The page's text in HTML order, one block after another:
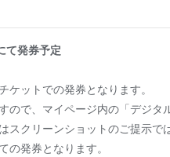
て発券予定
ットでの発券となります。
で、マイページ内の「デジタ
クリーンショットのご提示で
の発券となります。